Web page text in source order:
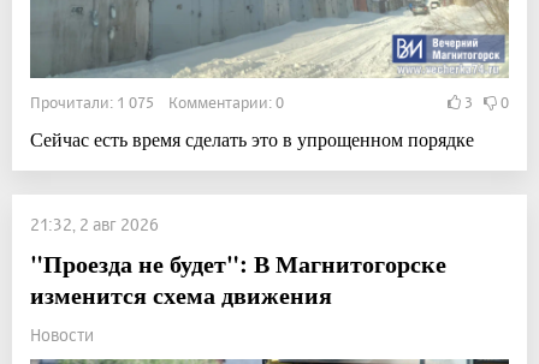
Прочитали: 1 075 Комментарии: 0 3 0
Сейчас есть время сделать это в упрощенном порядке
21:32, 2 авг 2026
"Проезда не будет": В Магнитогорске
изменится схема движения
Новости